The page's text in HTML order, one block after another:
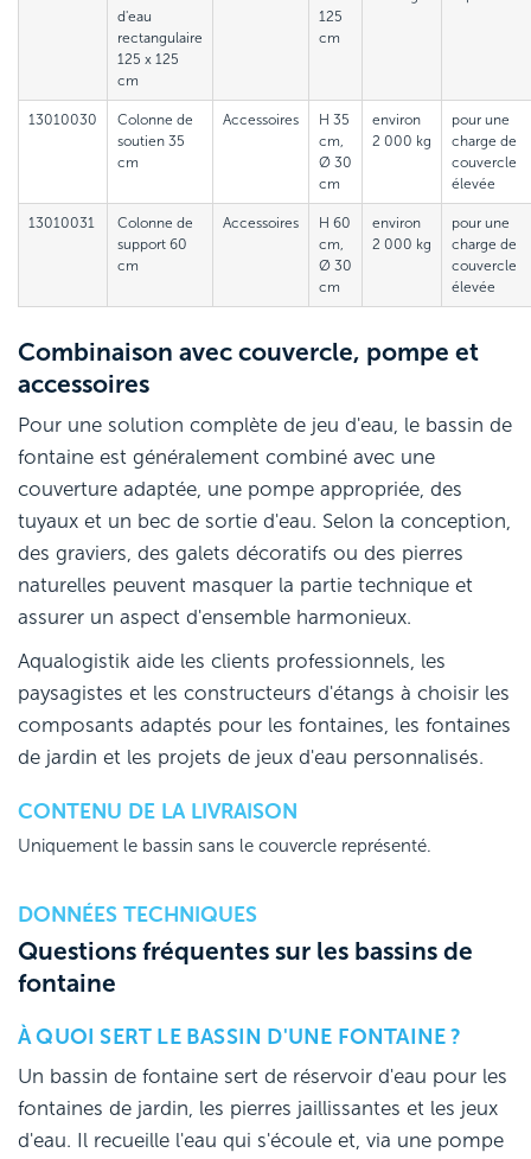
d'eau
rectangulaire
125 x 125
cm
125
cm
13010030
Colonne de
soutien 35
cm
Accessoires
H 35
cm,
Ø 30
cm
environ
2 000 kg
pour une
charge de
couvercle
élevée
13010031
Colonne de
support 60
cm
Accessoires
H 60
cm,
Ø 30
cm
environ
2 000 kg
pour une
charge de
couvercle
élevée
Combinaison avec couvercle, pompe et
accessoires
Pour une solution complète de jeu d'eau, le bassin de
fontaine est généralement combiné avec une
couverture adaptée, une pompe appropriée, des
tuyaux et un bec de sortie d'eau. Selon la conception,
des graviers, des galets décoratifs ou des pierres
naturelles peuvent masquer la partie technique et
assurer un aspect d'ensemble harmonieux.
Aqualogistik aide les clients professionnels, les
paysagistes et les constructeurs d'étangs à choisir les
composants adaptés pour les fontaines, les fontaines
de jardin et les projets de jeux d'eau personnalisés.
CONTENU DE LA LIVRAISON
Uniquement le bassin sans le couvercle représenté.
DONNÉES TECHNIQUES
Questions fréquentes sur les bassins de
fontaine
À QUOI SERT LE BASSIN D'UNE FONTAINE ?
Un bassin de fontaine sert de réservoir d'eau pour les
fontaines de jardin, les pierres jaillissantes et les jeux
d'eau. Il recueille l'eau qui s'écoule et, via une pompe